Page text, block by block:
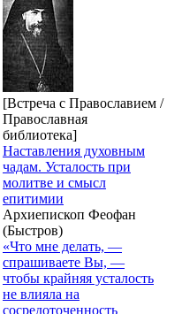
[Встреча с Православием /
Православная
библиотека]
Наставления духовным
чадам. Усталость при
молитве и смысл
епитимии
Архиепископ Феофан
(Быстров)
«Что мне делать, —
спрашиваете Вы, —
чтобы крайняя усталость
не влияла на
сосредоточенность